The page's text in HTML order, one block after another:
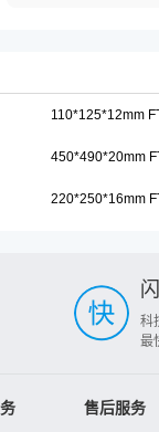
110*125*12mm
450*490*20mm
220*250*16mm
科
最
售后服务